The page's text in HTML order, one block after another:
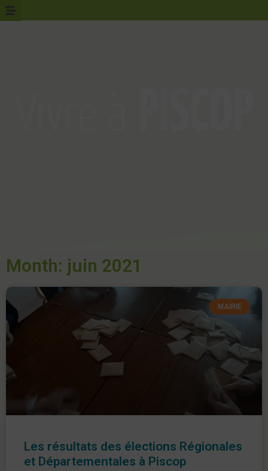
Month: juin 2021
MAIRIE
Les résultats des élections Régionales
et Départementales à Piscop